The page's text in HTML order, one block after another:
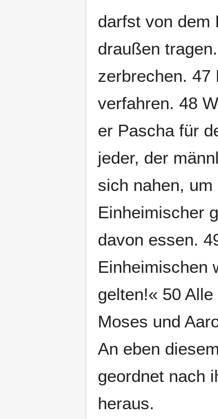
darfst von dem
draußen
zerbrechen. 47
verfahren. 48
er Pascha für
jeder, der
sich nahen,
Einheimischer
davon essen.
Einheimischen
gelten!« 50
Moses und
An eben
geordnet nach
heraus.